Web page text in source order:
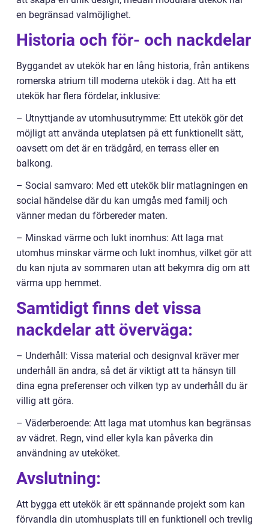
en begränsad valmöjlighet.
Historia och för- och nackdelar
Byggandet av utekök har en lång historia, från antikens
romerska atrium till moderna utekök i dag. Att ha ett
utekök har flera fördelar, inklusive:
– Utnyttjande av utomhusutrymme: Ett utekök gör det
möjligt att använda uteplatsen på ett funktionellt sätt,
oavsett om det är en trädgård, en terrass eller en
balkong.
– Social samvaro: Med ett utekök blir matlagningen en
social händelse där du kan umgås med familj och
vänner medan du förbereder maten.
– Minskad värme och lukt inomhus: Att laga mat
utomhus minskar värme och lukt inomhus, vilket gör att
du kan njuta av sommaren utan att bekymra dig om att
värma upp hemmet.
Samtidigt finns det vissa
nackdelar att överväga:
– Underhåll: Vissa material och designval kräver mer
underhåll än andra, så det är viktigt att ta hänsyn till
dina egna preferenser och vilken typ av underhåll du är
villig att göra.
– Väderberoende: Att laga mat utomhus kan begränsas
av vädret. Regn, vind eller kyla kan påverka din
användning av uteköket.
Avslutning:
Att bygga ett utekök är ett spännande projekt som kan
förvandla din utomhusplats till en funktionell och trevlig